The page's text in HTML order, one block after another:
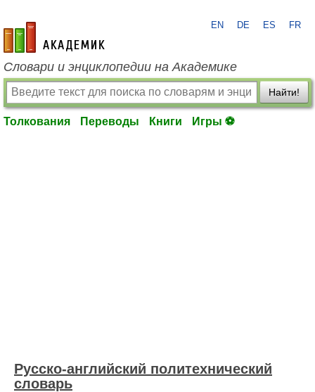
academic.ru
EN DE ES FR
Словари и энциклопедии на Академике
Найти!
Толкования Переводы Книги Игры ⚽
Русско-английский политехнический
словарь